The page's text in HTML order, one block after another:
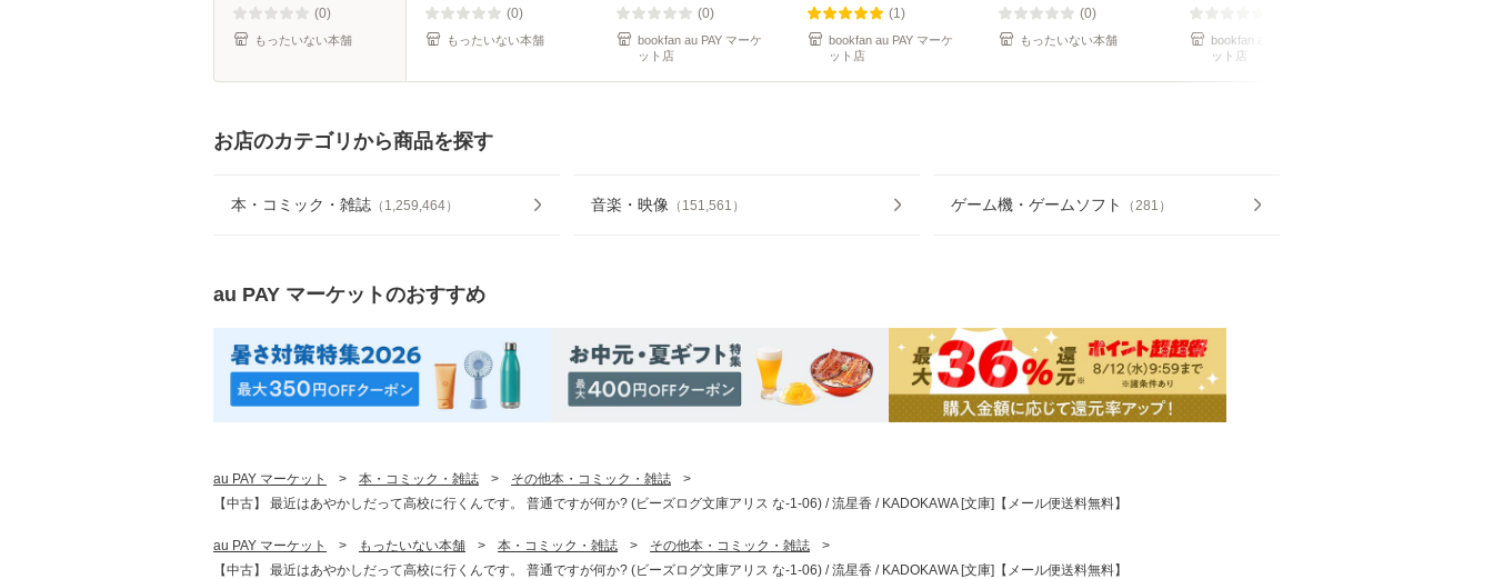
庫]【メー
(0)
もったいない本舗
(0)
もったいない本舗
(0)
bookfan au PAY マーケ
ット店
(1)
bookfan au PAY マーケ
ット店
(0)
もったいない本舗
bookfan au PAY マーケ
ット店
お店のカテゴリから商品を探す
本・コミック・雑誌 （ 1,259,464） 音楽・映像 （ 151,561 ） ゲーム機・ゲームソフト （ 281 ）
au PAY マーケットのおすすめ
au PAY マーケット > 本・コミック・雑誌 > その他本・コミック・雑誌
>
【中古】 最近はあやかしだって高校に行くんです。 普通ですが何か? (ビーズログ文庫アリス な-1-06) / 流星香 / KADOKAWA [文庫]【メール便送料無料】
au PAY マーケット > もったいない本舗 > 本・コミック・雑誌 > その他本・コミック・雑誌
>
【中古】 最近はあやかしだって高校に行くんです。 普通ですが何か? (ビーズログ文庫アリス な-1-06) / 流星香 / KADOKAWA [文庫]【メール便送料無料】